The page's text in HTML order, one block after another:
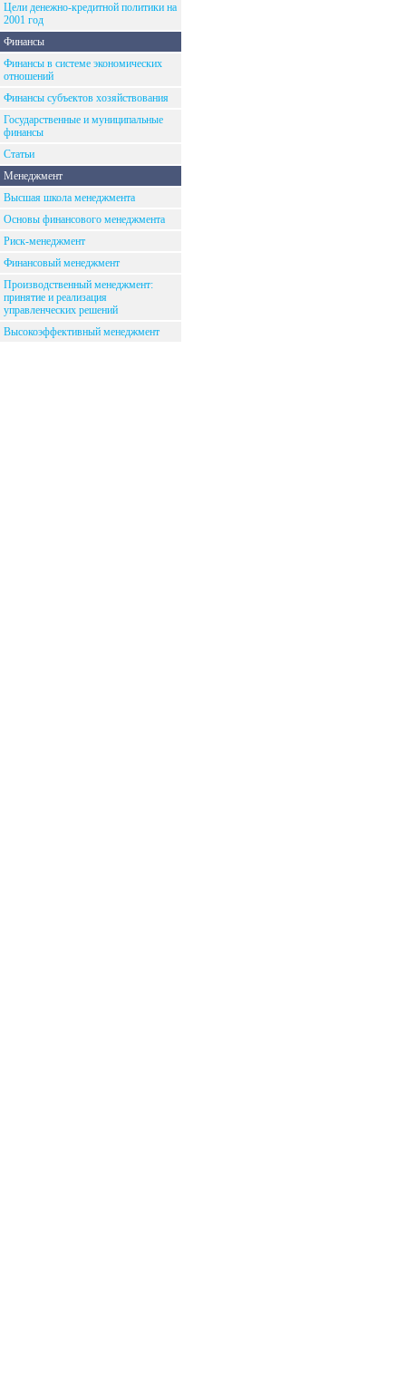
Цели денежно-кредитной политики на
2001 год
Финансы
Финансы в системе экономических
отношений
Финансы субъектов хозяйствования
Государственные и муниципальные
финансы
Статьи
Менеджмент
Высшая школа менеджмента
Основы финансового менеджмента
Риск-менеджмент
Финансовый менеджмент
Производственный менеджмент:
принятие и реализация
управленческих решений
Высокоэффективный менеджмент